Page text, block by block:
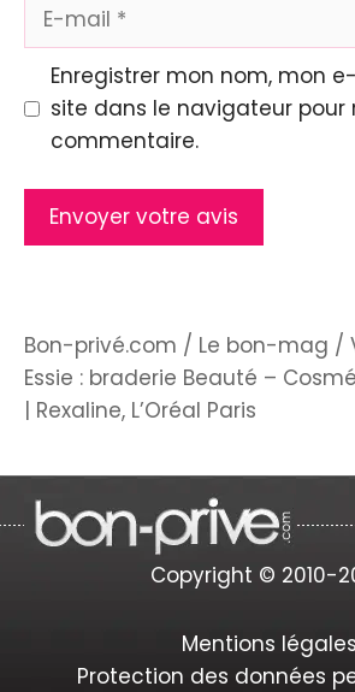
Enregistrer mon nom, mon
site dans le navigateur pour
commentaire.
Bon-privé.com / Le bon-mag /
Essie : braderie Beauté –
| Rexaline, L’Oréal Paris
Copyright © 2010-
Mentions légales
Protection des données